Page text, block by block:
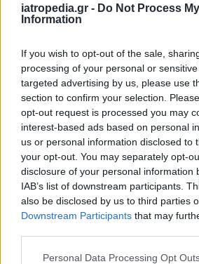
iatropedia.gr - Do Not Process
Information
If you wish to opt-out of the sale,
processing of your personal or
targeted advertising by us, please use
section to confirm your selection.
opt-out request is processed you may
interest-based ads based on personal
us or personal information disclosed to
your opt-out. You may separately opt-
disclosure of your personal information
IAB’s list of downstream participants.
also be disclosed by us to third parties
Downstream Participants that may
Personal Data Processing Opt
03 Σεπτεμβρίου 2024 08:11
Άνδρας παλεύει για τη
κόλλησε 3 ιούς από
κουνούπια
Ο άνδρας είναι θετικός στον
Νείλου και σε δύο